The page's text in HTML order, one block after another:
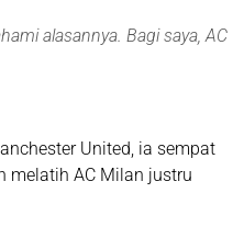
alasannya. Bagi saya, AC
United, ia sempat
melatih AC Milan justru